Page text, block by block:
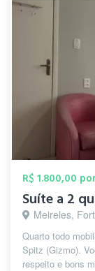
R$ 1.800,00
Suíte a 2
Meireles,
Quarto todo
Spitz (Gizmo).
respeito e bons